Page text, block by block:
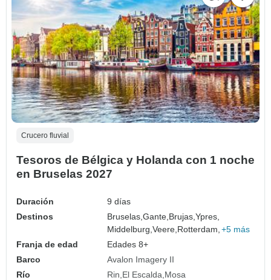
Crucero fluvial
Tesoros de Bélgica y Holanda con 1 noche
en Bruselas 2027
Duración
9 días
Destinos
Bruselas,Gante, Brujas,Ypres,
Middelburg,Veere, Rotterdam, +5 más
Franja de edad
Edades 8+
Barco
Avalon Imagery II
Río
Rin El Escalda Mosa